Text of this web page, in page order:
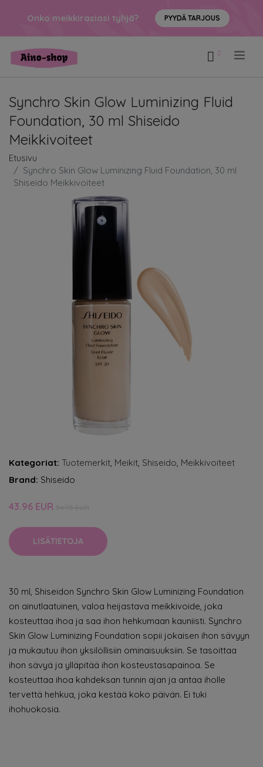
Onko meikkirasiasi tyhjä? PYYDÄ TARJOUS
Synchro Skin Glow Luminizing Fluid
Foundation, 30 ml Shiseido
Meikkivoiteet
Etusivu
Synchro Skin Glow Luminizing Fluid Foundation, 30 ml
Shiseido Meikkivoiteet
Kategoriat: Tuotemerkit, Meikit, Shiseido, Meikkivoiteet
Brand: Shiseido
43.96 EUR
LISÄTIETOJA
30 ml, Shiseidon Synchro Skin Glow Luminizing Foundation
on ainutlaatuinen, valoa heijastava meikkivoide, joka
kosteuttaa ihoa ja saa ihon hehkumaan kauniisti. Synchro
Skin Glow Luminizing Foundation sopii jokaisen ihon sävyyn
ja mukautuu ihon yksilöllisiin ominaisuuksiin. Se tasoittaa
ihon sävyä ja ylläpitää ihon kosteustasapainoa. Se
kosteuttaa ihoa kahdeksan tunnin ajan ja antaa iholle
tervettä hehkua, joka kestää koko päivän. Ei tuki
ihohuokosia.